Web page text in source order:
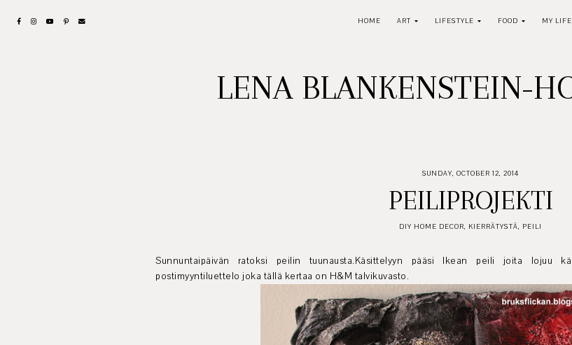
HOME ART LIFESTYLE FOOD MY LIFE
LENA BLANKENSTEIN-
SUNDAY, OCTOBER 12, 2014
PEILIPROJEKTI
DIY HOME DECOR, KIERRÄTYSTÄ, PEILI
Sunnuntaipäivän ratoksi peilin tuunausta.Käsittelyyn pääsi Ikean peili joita lojuu
postimyyntiluettelo joka tällä kertaa on H&M talvikuvasto.